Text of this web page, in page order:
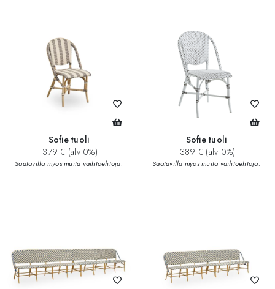
Sofie tuoli
379 € (alv 0%)
Saatavilla myös muita vaihtoehtoja.
Sofie tuoli
389 € (alv 0%)
Saatavilla myös muita vaihtoehtoja.